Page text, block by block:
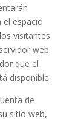
el espacio
visitantes
web
que el
disponible.
de
sitio web,